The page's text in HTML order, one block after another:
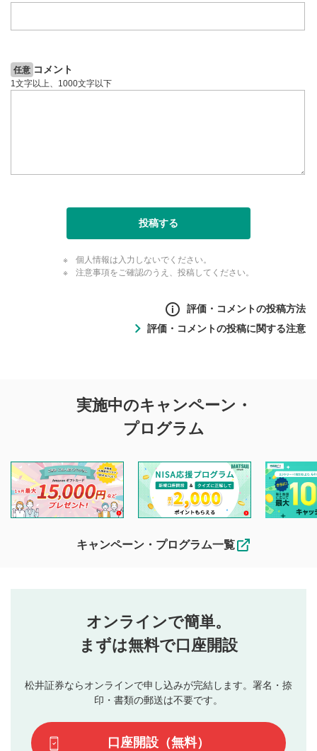
任意 コメント
1文字以上、1000文字以下
投稿する
個人情報は入力しないでください。
注意事項をご確認のうえ、投稿してください。
評価・コメントの投稿方法
投稿するボタン
星で評価をすると投稿できます。（お名前とコメント
動画の評価
です）
評価・コメントの投稿に関する注意
投稿に関する注意
を目的として、各動画コンテンツに、評価およびコメントの
投稿ができます。利用者は以下の注意事項をご理解のうえ、
閲覧および投稿を行うものとしてください。
他の利用者が動画を視聴される際の参考になるコメントをお
待ちしております。
なお、投稿をもって、本注意事項に同意されたものとみなし
行ってください。
当社は、利用者同士、もしくは利用者と第三者間のトラ
ブルによって生じた損害に対して一切の責任を負いませ
評価およびコメントは当社にて審査のうえ、掲載となり
ます。掲載されるまでに日数がかかる場合や掲載されない
てはお答えできません。各動画コンテンツへの掲載をもっ
て結果のご連絡といたします。ご了承ください。
実施中のキャンペーン・
プログラム
キャンペーン・プログラム一覧
オンラインで簡単。
まずは無料で口座開設
松井証券ならオンラインで申し込みが完結します。署名・捺
印・書類の郵送は不要です。
口座開設（無料）